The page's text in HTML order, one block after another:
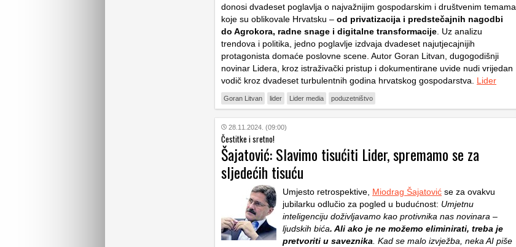
donosi dvadeset poglavlja o najvažnijim gospodarskim i društvenim temama
koje su oblikovale Hrvatsku – od privatizacija i predstečajnih nagodbi
do Agrokora, radne snage i digitalne transformacije . Uz analizu
trendova i politika, jedno poglavlje izdvaja dvadeset najutjecajnijih
protagonista domaće poslovne scene. Autor Goran Litvan, dugogodišnji
novinar Lidera, kroz istraživački pristup i dokumentirane uvide nudi vrijedan
vodič kroz dvadeset turbulentnih godina hrvatskog gospodarstva. Lider
Goran Litvan lider Lider media poduzetništvo
28.11.2024. (09:00)
Čestitke i sretno!
Šajatović: Slavimo tisućiti Lider, spremamo se za
sljedećih tisuću
Umjesto retrospektive, Miodrag Šajatović se za ovakvu
jubilarku odlučio za pogled u budućnost: Umjetnu
inteligenciju doživljavamo kao protivnika nas novinara –
ljudskih bića. Ali ako je ne možemo eliminirati, treba je
pretvoriti u saveznika . Kad se malo izvježba, neka AI piše